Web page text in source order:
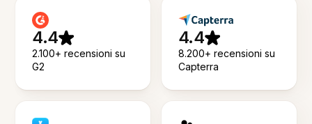
4.4
2.100+ recensioni su
G2
4.4
8.200+ recensioni su
Capterra